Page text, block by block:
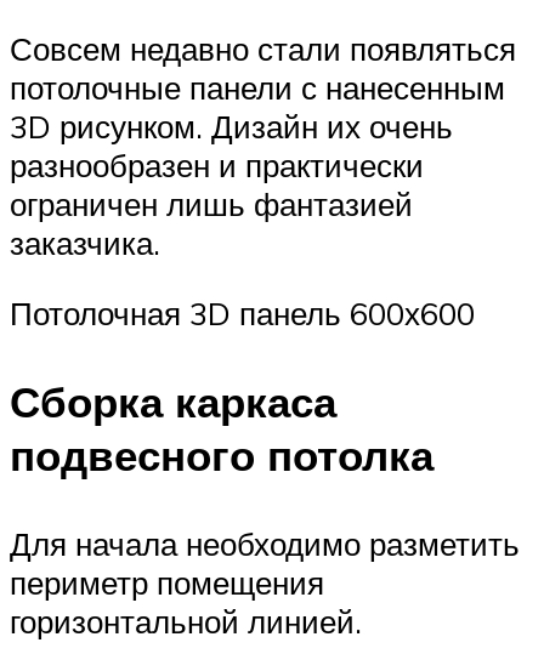
Совсем недавно стали появляться
потолочные панели с нанесенным
3D рисунком. Дизайн их очень
разнообразен и практически
ограничен лишь фантазией
заказчика.
Потолочная 3D панель 600х600
Сборка каркаса
подвесного потолка
Для начала необходимо разметить
периметр помещения
горизонтальной линией.